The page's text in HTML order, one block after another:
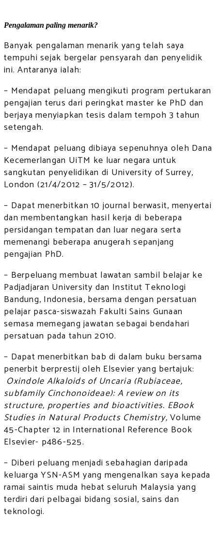
Pengalaman paling menarik?
Banyak pengalaman menarik yang telah saya
tempuhi sejak bergelar pensyarah dan penyelidik
ini. Antaranya ialah:
– Mendapat peluang mengikuti program pertukaran
pengajian terus dari peringkat master ke PhD dan
berjaya menyiapkan tesis dalam tempoh 3 tahun
setengah.
– Mendapat peluang dibiaya sepenuhnya oleh Dana
Kecemerlangan UiTM ke luar negara untuk
sangkutan penyelidikan di University of Surrey,
London (21/4/2012 – 31/5/2012).
– Dapat menerbitkan 10 journal berwasit, menyertai
dan membentangkan hasil kerja di beberapa
persidangan tempatan dan luar negara serta
memenangi beberapa anugerah sepanjang
pengajian PhD.
– Berpeluang membuat lawatan sambil belajar ke
Padjadjaran University dan Institut Teknologi
Bandung, Indonesia, bersama dengan persatuan
pelajar pasca-siswazah Fakulti Sains Gunaan
semasa memegang jawatan sebagai bendahari
persatuan pada tahun 2010.
– Dapat menerbitkan bab di dalam buku bersama
penerbit berprestij oleh Elsevier yang bertajuk:
Oxindole Alkaloids of Uncaria (Rubiaceae,
subfamily Cinchonoideae): A review on its
structure, properties and bioactivities. EBook
Studies in Natural Products Chemistry, Volume
45-Chapter 12 in International Reference Book
Elsevier- p486-525.
– Diberi peluang menjadi sebahagian daripada
keluarga YSN-ASM yang mengenalkan saya kepada
ramai saintis muda hebat seluruh Malaysia yang
terdiri dari pelbagai bidang sosial, sains dan
teknologi.